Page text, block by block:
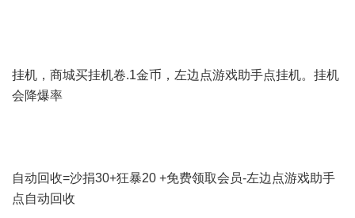
挂机，商城买挂机卷.1金币，左边点游戏助手点挂机。挂机
会降爆率
自动回收=沙捐30+狂暴20 +免费领取会员-左边点游戏助手
点自动回收